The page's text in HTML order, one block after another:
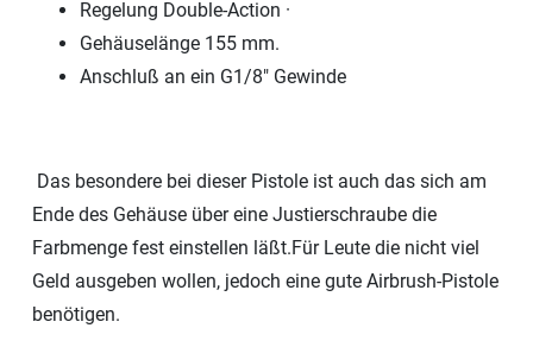
Regelung Double-Action ·
Gehäuselänge 155 mm.
Anschluß an ein G1/8" Gewinde
Das besondere bei dieser Pistole ist auch das sich am
Ende des Gehäuse über eine Justierschraube die
Farbmenge fest einstellen läßt.Für Leute die nicht viel
Geld ausgeben wollen, jedoch eine gute Airbrush-Pistole
benötigen.